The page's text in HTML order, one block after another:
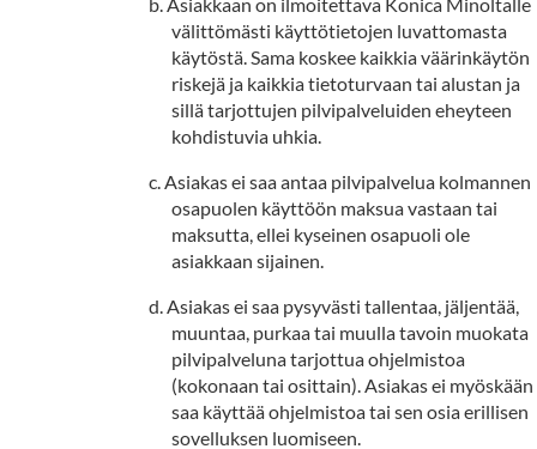
välittömästi käyttötietojen luvattomasta
käytöstä. Sama koskee kaikkia väärinkäytön
riskejä ja kaikkia tietoturvaan tai alustan ja
sillä tarjottujen pilvipalveluiden eheyteen
kohdistuvia uhkia.
Asiakas ei saa antaa pilvipalvelua kolmannen
osapuolen käyttöön maksua vastaan tai
maksutta, ellei kyseinen osapuoli ole
asiakkaan sijainen.
Asiakas ei saa pysyvästi tallentaa, jäljentää,
muuntaa, purkaa tai muulla tavoin muokata
pilvipalveluna tarjottua ohjelmistoa
(kokonaan tai osittain). Asiakas ei myöskään
saa käyttää ohjelmistoa tai sen osia erillisen
sovelluksen luomiseen.